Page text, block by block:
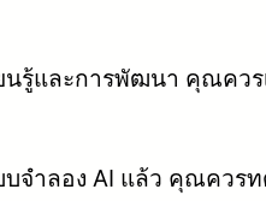
นรู้และการพัฒนา คุณคว
ำลอง AI แล้ว คุณควร